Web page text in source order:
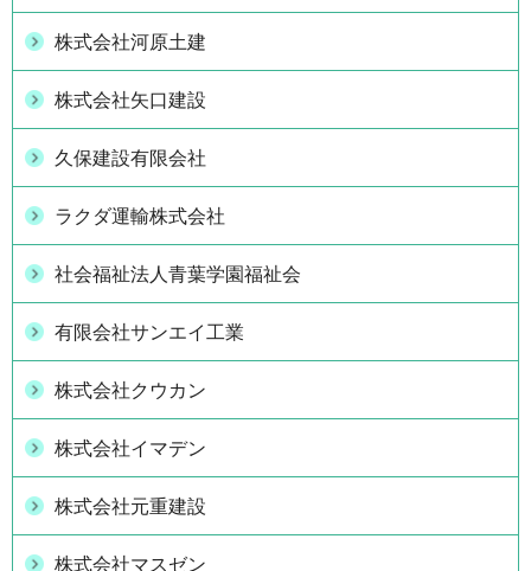
株式会社河原土建
株式会社矢口建設
久保建設有限会社
ラクダ運輸株式会社
社会福祉法人青葉学園福祉会
有限会社サンエイ工業
株式会社クウカン
株式会社イマデン
株式会社元重建設
株式会社マスゼン